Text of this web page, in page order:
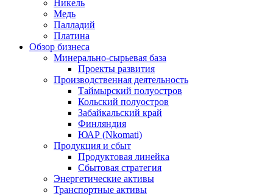
Никель
Медь
Палладий
Платина
Обзор бизнеса
Минерально-сырьевая база
Проекты развития
Производственная деятельность
Таймырский полуостров
Кольский полуостров
Забайкальский край
Финляндия
ЮАР (Nkomati)
Продукция и сбыт
Продуктовая линейка
Сбытовая стратегия
Энергетические активы
Транспортные активы